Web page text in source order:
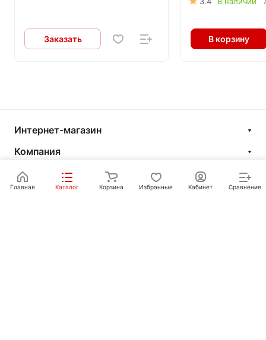
Заказать В корзину
Интернет-магазин
Компания
Информация
Главная Каталог Корзина Избранные Кабинет Сравнение